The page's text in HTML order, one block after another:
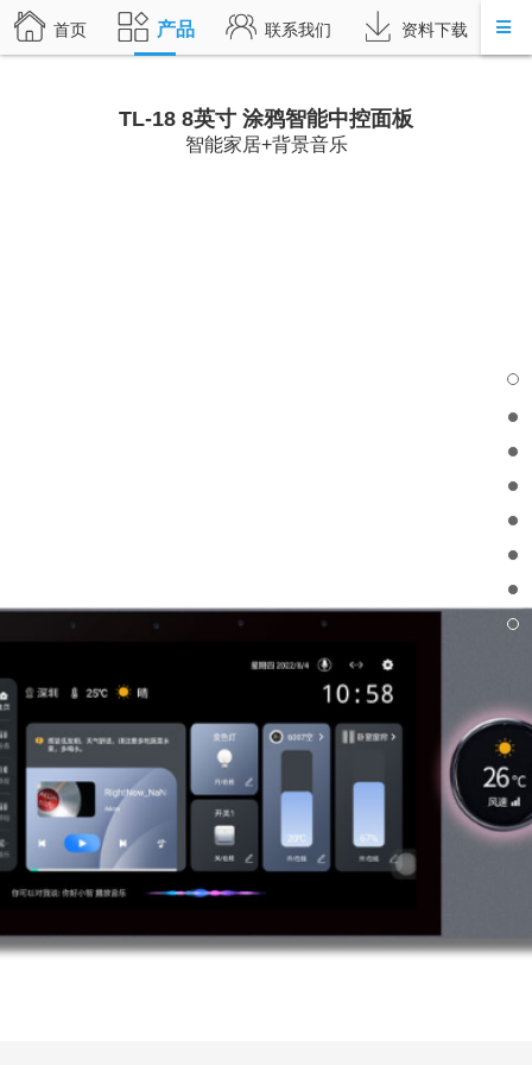
首页 产品 联系我们 资料下载
TL-18 8英寸 涂鸦智能中控面板
智能家居+背景音乐